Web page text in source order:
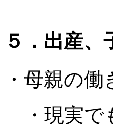
５．出産、
・母親の
・現実